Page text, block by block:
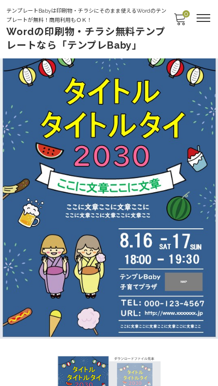
テンプレートBabyは印刷物・チラシにそのまま使えるWordのテン
プレートが無料！商用利用もＯＫ！
Wordの印刷物・チラシ無料テンプ
レートなら「テンプレBaby」
0